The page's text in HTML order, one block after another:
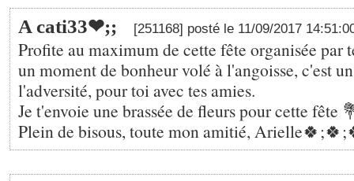
A cati33❤;️; [251168] posté le 11/09/2017
Profite au maximum de cette fête organisée par
un moment de bonheur volé à l'angoisse, c'est
l'adversité, pour toi avec tes amies.
Je t'envoie une brassée de fleurs pour cette fête
Plein de bisous, toute mon amitié,